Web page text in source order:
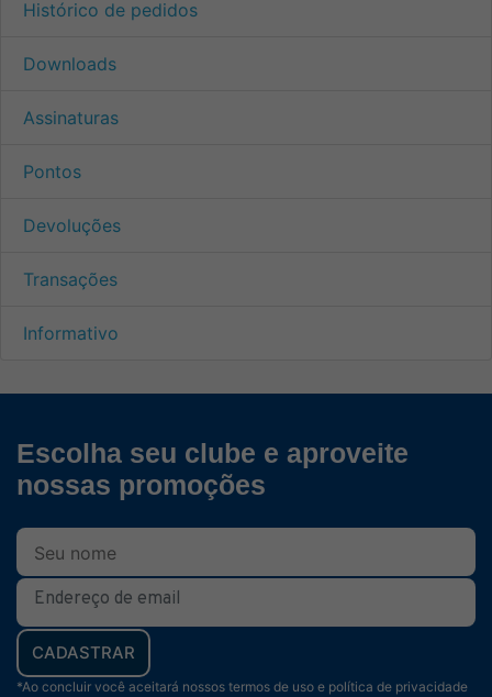
Histórico de pedidos
Downloads
Assinaturas
Pontos
Devoluções
Transações
Informativo
Escolha seu clube e aproveite
nossas promoções
CADASTRAR
*Ao concluir você aceitará nossos termos de uso e política de privacidade